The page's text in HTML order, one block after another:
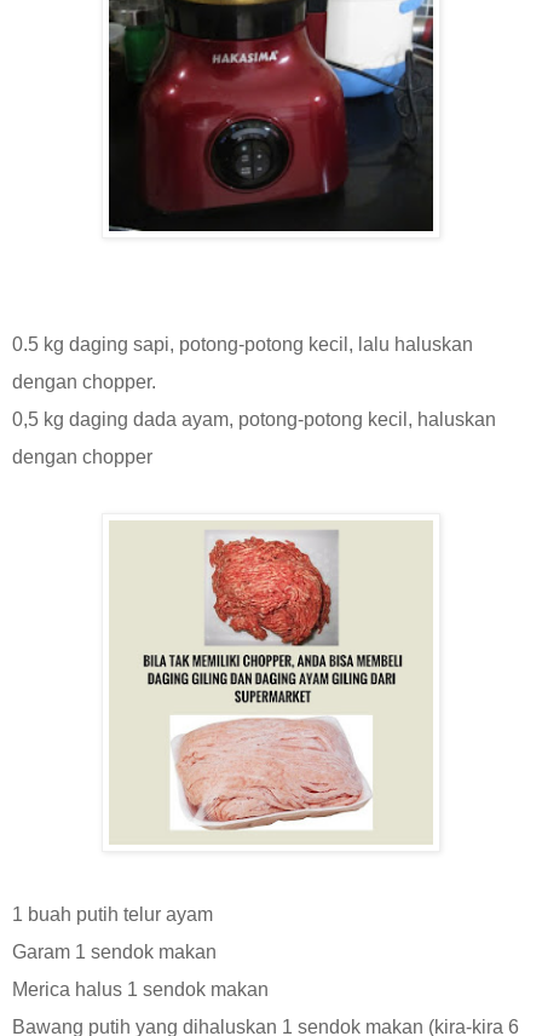
0.5 kg daging sapi, potong-potong kecil, lalu haluskan
dengan chopper.
0,5 kg daging dada ayam, potong-potong kecil, haluskan
dengan chopper
1 buah putih telur ayam
Garam 1 sendok makan
Merica halus 1 sendok makan
Bawang putih yang dihaluskan 1 sendok makan (kira-kira 6